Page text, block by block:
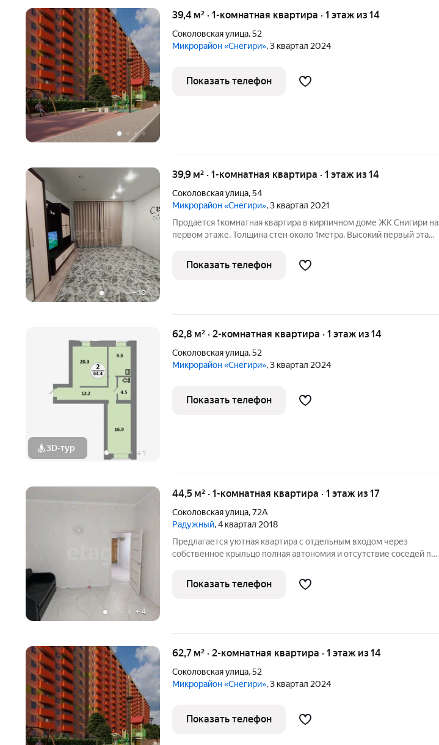
39,4 м² · 1-комнатная квартира · 1 этаж из 14
Соколовская улица,52
Микрорайон «Снегири», 3 квартал 2024
Показать телефон
+10
39,9 м² · 1-комнатная квартира · 1 этаж из 14
Соколовская улица,54
Микрорайон «Снегири», 3 квартал 2021
Продается 1комнатная квартира в кирпичном доме ЖК Снигири на
первом этаже. Толщина стен около 1метра. Высокий первый этаж
косметический ремонт, полы с подогревом, большая кухня 10 м2,
Показать телефон
3D-тур + 1
62,8 м² · 2-комнатная квартира · 1 этаж из 14
Соколовская улица,52
Микрорайон «Снегири», 3 квартал 2024
Показать телефон
+ 4
44,5 м² · 1-комнатная квартира · 1 этаж из 17
Соколовская улица,72А
Радужный, 4 квартал 2018
Предлагается уютная квартира с отдельным входом через
собственное крыльцо полная автономия и отсутствие соседей по
косметический ремонт. Санузел совмещенный, облицован
светлым кафелем,
Показать телефон
62,7 м² · 2-комнатная квартира · 1 этаж из 14
Соколовская улица,52
Микрорайон «Снегири», 3 квартал 2024
Показать телефон